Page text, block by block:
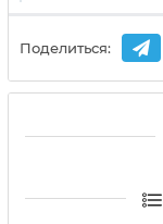
Поделиться: